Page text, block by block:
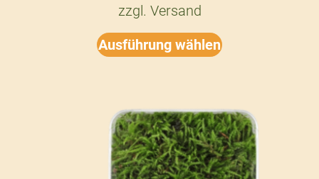
zzgl. Versand
Ausführung wählen